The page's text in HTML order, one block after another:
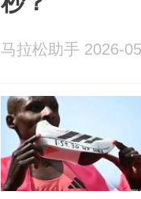
马拉松助手 2026-